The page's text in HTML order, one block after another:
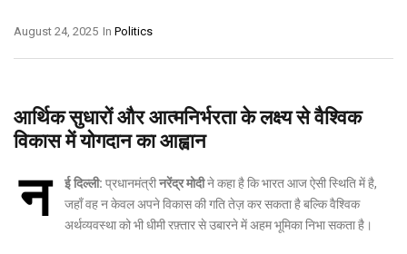
In Politics
August 24, 2025
आर्थिक सुधारों और आत्मनिर्भरता के लक्ष्य से वैश्विक
विकास में योगदान का आह्वान
न ई दिल्ली: प्रधानमंत्रीनरेंद्र मोदीने कहा है कि भारत आज ऐसी स्थिति में है,
जहाँ वह न केवल अपने विकास की गति तेज़ कर सकता है बल्कि वैश्विक
अर्थव्यवस्था को भी धीमी रफ़्तार से उबारने में अहम भूमिका निभा सकता है।